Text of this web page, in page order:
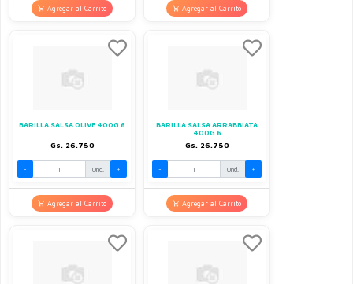
Agregar al Carrito Agregar al Carrito
BARILLA SALSA OLIVE 400G 6
Gs. 26.750
- Und. +
Agregar al Carrito
BARILLA SALSA ARRABBIATA
400G 6
Gs. 26.750
- Und. +
Agregar al Carrito